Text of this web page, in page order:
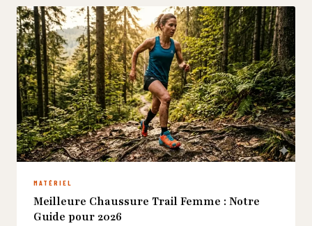
MATÉRIEL
Meilleure Chaussure Trail Femme : Notre
Guide pour 2026